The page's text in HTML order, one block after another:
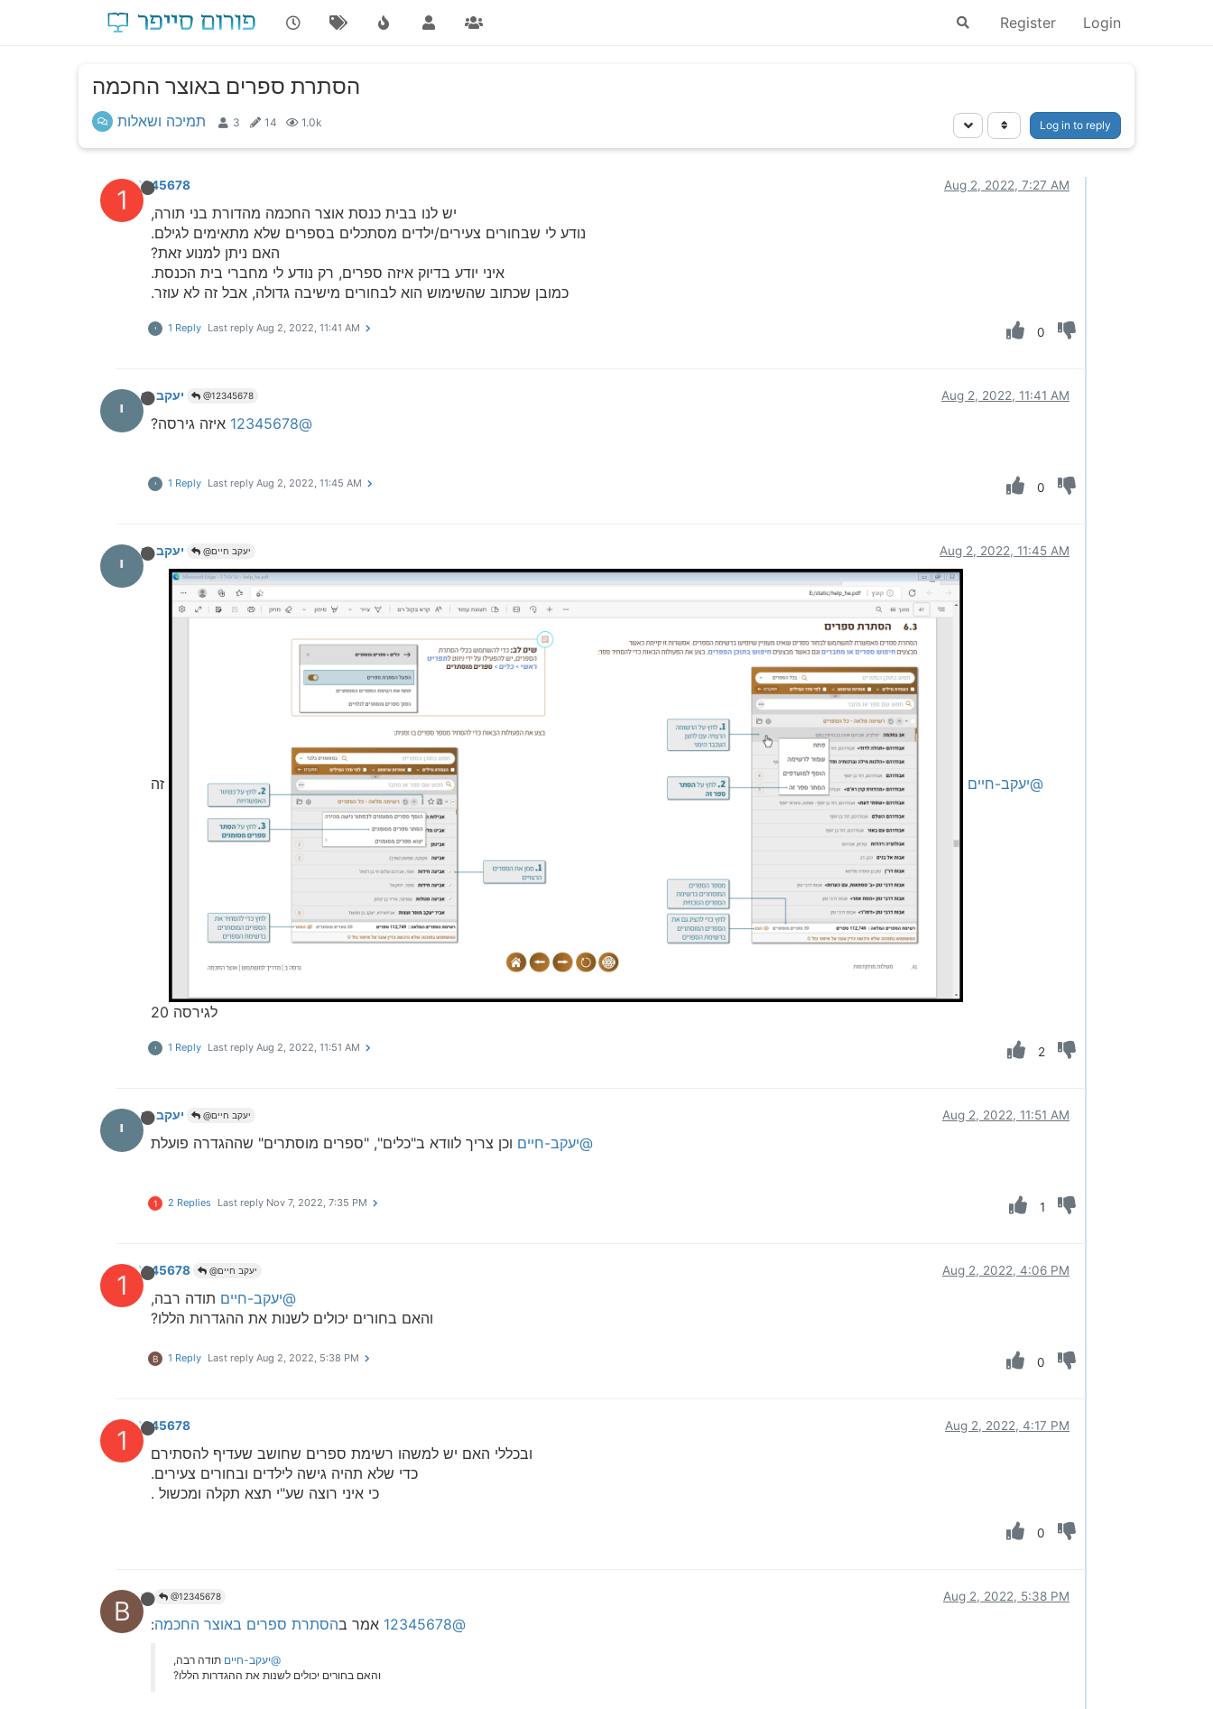
Register Login
הסתרת ספרים באוצר החכמה
תמיכה ושאלות 3 14 1.0k Log in to reply
112345678 Aug 2, 2022, 7:27 AM
יש לנו בבית כנסת אוצר החכמה מהדורת בני תורה,
נודע לי שבחורים צעירים/ילדים מסתכלים בספרים שלא מתאימים לגילם.
האם ניתן למנוע זאת?
איני יודע בדיוק איזה ספרים, רק נודע לי מחברי בית הכנסת.
כמובן שכתוב שהשימוש הוא לבחורים מישיבה גדולה, אבל זה לא עוזר.
י 1 Reply Last reply Aug 2, 2022, 11:41 AM 0
י יעקב חיים @12345678 Aug 2, 2022, 11:41 AM
@12345678 איזה גירסה?
י 1 Reply Last reply Aug 2, 2022, 11:45 AM 0
י יעקב חיים @יעקב חיים Aug 2, 2022, 11:45 AM
@יעקב-חיים זה
לגירסה 20
י 1 Reply Last reply Aug 2, 2022, 11:51 AM 2
י יעקב חיים @יעקב חיים Aug 2, 2022, 11:51 AM
@יעקב-חיים וכן צריך לוודא ב"כלים", "ספרים מוסתרים" שההגדרה פועלת
1 2 Replies Last reply Nov 7, 2022, 7:35 PM 1
112345678 @יעקב חיים Aug 2, 2022, 4:06 PM
@יעקב-חיים תודה רבה,
והאם בחורים יכולים לשנות את ההגדרות הללו?
B 1 Reply Last reply Aug 2, 2022, 5:38 PM 0
112345678 Aug 2, 2022, 4:17 PM
ובכללי האם יש למשהו רשימת ספרים שחושב שעדיף להסתירם
כדי שלא תהיה גישה לילדים ובחורים צעירים.
כי איני רוצה שע"י תצא תקלה ומכשול .
0
Bbbn @12345678 Aug 2, 2022, 5:38 PM
@12345678 אמר בהסתרת ספרים באוצר החכמה:
@יעקב-חיים תודה רבה,
והאם בחורים יכולים לשנות את ההגדרות הללו?